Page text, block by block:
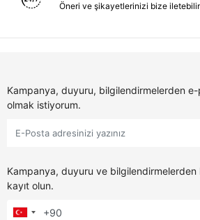
Öneri ve şikayetlerinizi bize
Kampanya, duyuru, bilgilendirmelerden
olmak istiyorum.
Kampanya, duyuru ve
kayıt olun.